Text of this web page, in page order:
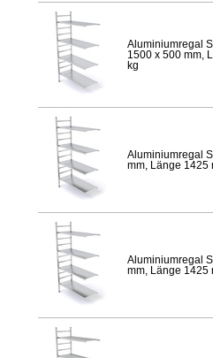
Aluminiumregal
1500 x 500 mm,
kg
Aluminiumregal
mm, Länge 1425
Aluminiumregal
mm, Länge 1425